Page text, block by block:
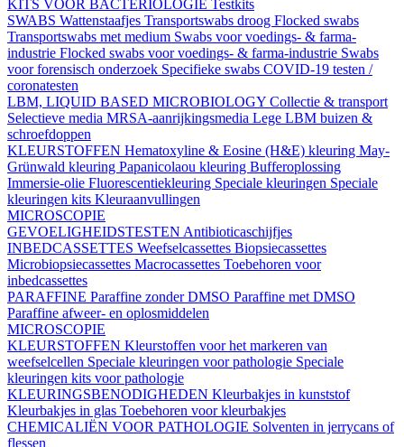
KITS VOOR BACTERIOLOGIE Testkits
SWABS Wattenstaafjes Transportswabs droog Flocked swabs
Transportswabs met medium Swabs voor voedings- & farma-
industrie Flocked swabs voor voedings- & farma-industrie Swabs
voor forensisch onderzoek Specifieke swabs COVID-19 testen /
coronatesten
LBM, LIQUID BASED MICROBIOLOGY Collectie & transport
Selectieve media MRSA-aanrijkingsmedia Lege LBM buizen &
schroefdoppen
KLEURSTOFFEN Hematoxyline & Eosine (H&E) kleuring May-
Grünwald kleuring Papanicolaou kleuring Bufferoplossing
Immersie-olie Fluorescentiekleuring Speciale kleuringen Speciale
kleuringen kits Kleuraanvullingen
MICROSCOPIE
GEVOELIGHEIDSTESTEN Antibioticaschijfjes
INBEDCASSETTES Weefselcassettes Biopsiecassettes
Microbiopsiecassettes Macrocassettes Toebehoren voor
inbedcassettes
PARAFFINE Paraffine zonder DMSO Paraffine met DMSO
Paraffine afweer- en oplosmiddelen
MICROSCOPIE
KLEURSTOFFEN Kleurstoffen voor het markeren van
weefselcellen Speciale kleuringen voor pathologie Speciale
kleuringen kits voor pathologie
KLEURINGSBENODIGHEDEN Kleurbakjes in kunststof
Kleurbakjes in glas Toebehoren voor kleurbakjes
CHEMICALIËN VOOR PATHOLOGIE Solventen in jerrycans of
flessen